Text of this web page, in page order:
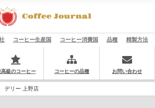
コーヒー生産国 コーヒー消費国 品種 精製方法
高級のコーヒー コーヒーの品種 お問い合わせ
デリー 上野店